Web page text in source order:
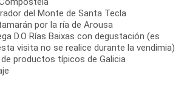
del Monte de Santa Tecla
por la ría de Arousa
D.O Rías Baixas con degustación (es
visita no se realice durante la vendimia)
productos típicos de Galicia